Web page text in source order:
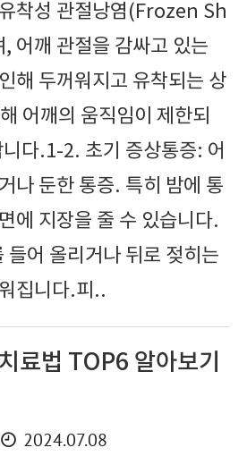
착성 관절낭염(Frozen Sh
어깨 관절을 감싸고 있는
해 두꺼워지고 유착되는 상
어깨의 움직임이 제한되
다.1-2. 초기 증상통증: 어
나 둔한 통증. 특히 밤에 통
에 지장을 줄 수 있습니다.
들어 올리거나 뒤로 젖히는
집니다.피..
료법 TOP6 알아보기
2024.07.08